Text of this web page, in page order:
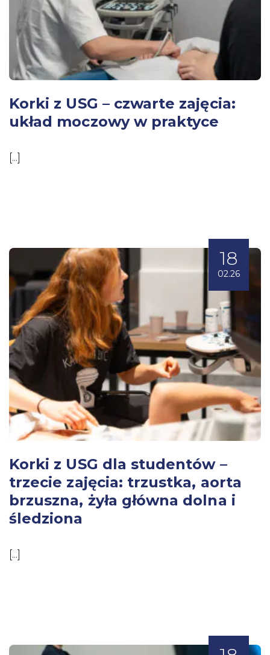
Korki z USG – czwarte zajęcia:
układ moczowy w praktyce
[...]
18
02.26
Korki z USG dla studentów –
trzecie zajęcia: trzustka, aorta
brzuszna, żyła główna dolna i
śledziona
[...]